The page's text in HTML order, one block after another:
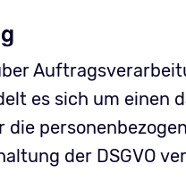
es sich um
die
der DSGVO